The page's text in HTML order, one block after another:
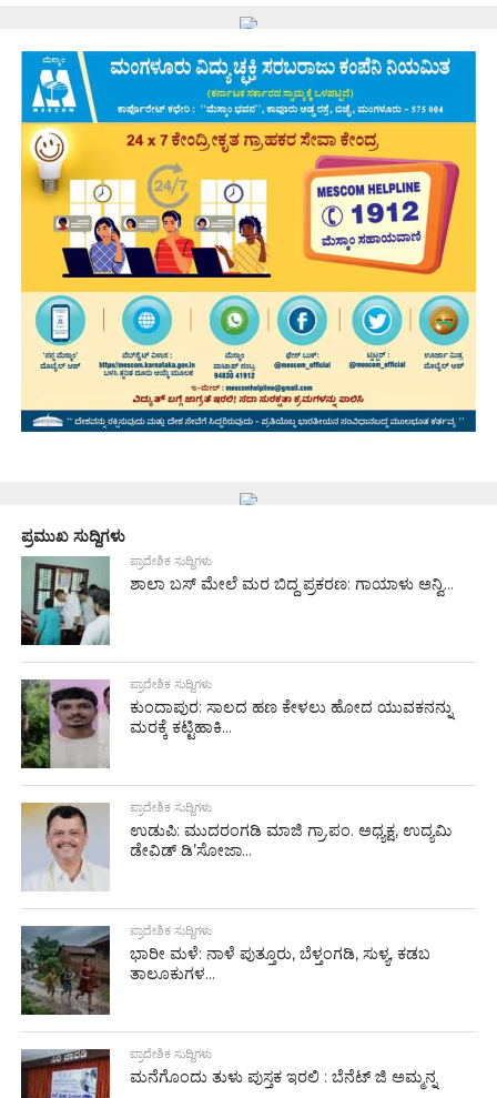
ಪ್ರಮುಖ ಸುದ್ದಿಗಳು
ಪ್ರಾದೇಶಿಕ ಸುದ್ದಿಗಳು
ಶಾಲಾ ಬಸ್ ಮೇಲೆ ಮರ ಬಿದ್ದ ಪ್ರಕರಣ: ಗಾಯಾಳು ಅನ್ವಿ...
ಪ್ರಾದೇಶಿಕ ಸುದ್ದಿಗಳು
ಕುಂದಾಪುರ: ಸಾಲದ ಹಣ ಕೇಳಲು ಹೋದ ಯುವಕನನ್ನು
ಮರಕ್ಕೆ ಕಟ್ಟಿಹಾಕಿ...
ಪ್ರಾದೇಶಿಕ ಸುದ್ದಿಗಳು
ಉಡುಪಿ: ಮುದರಂಗಡಿ ಮಾಜಿ ಗ್ರಾ.ಪಂ. ಅಧ್ಯಕ್ಷ, ಉದ್ಯಮಿ
ಡೇವಿಡ್ ಡಿ’ಸೋಜಾ...
ಪ್ರಾದೇಶಿಕ ಸುದ್ದಿಗಳು
ಭಾರೀ ಮಳೆ: ನಾಳೆ ಪುತ್ತೂರು, ಬೆಳ್ತಂಗಡಿ, ಸುಳ್ಯ, ಕಡಬ
ತಾಲೂಕುಗಳ...
ಪ್ರಾದೇಶಿಕ ಸುದ್ದಿಗಳು
ಮನೆಗೊಂದು ತುಳು ಪುಸ್ತಕ ಇರಲಿ : ಬೆನೆಟ್ ಜಿ ಅಮ್ಮನ್ನ